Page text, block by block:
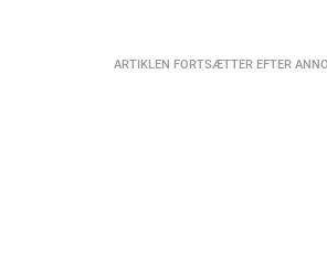
ARTIKLEN FORTSÆTTER EFTER